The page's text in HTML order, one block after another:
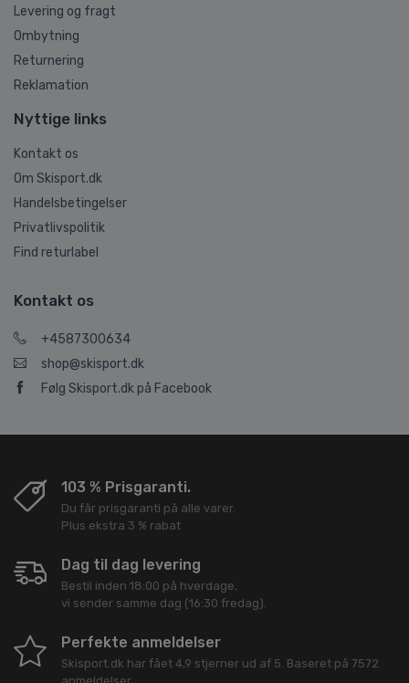
Levering og fragt
Ombytning
Returnering
Reklamation
Nyttige links
Kontakt os
Om Skisport.dk
Handelsbetingelser
Privatlivspolitik
Find returlabel
Kontakt os
+4587300634
shop@skisport.dk
Følg Skisport.dk på Facebook
103 % Prisgaranti.
Du får prisgaranti på alle varer.
Plus ekstra 3 % rabat
Dag til dag levering
Bestil inden 18:00 på hverdage,
vi sender samme dag (16:30 fredag).
Perfekte anmeldelser
Skisport.dk har fået 4,9 stjerner ud af 5. Baseret på 7572